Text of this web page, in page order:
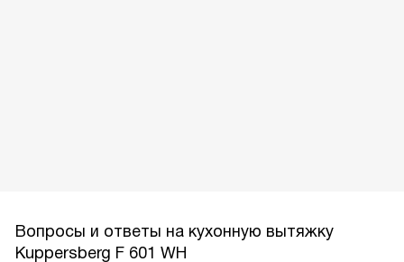
Вопросы и ответы на кухонную вытяжку
Kuppersberg F 601 WH